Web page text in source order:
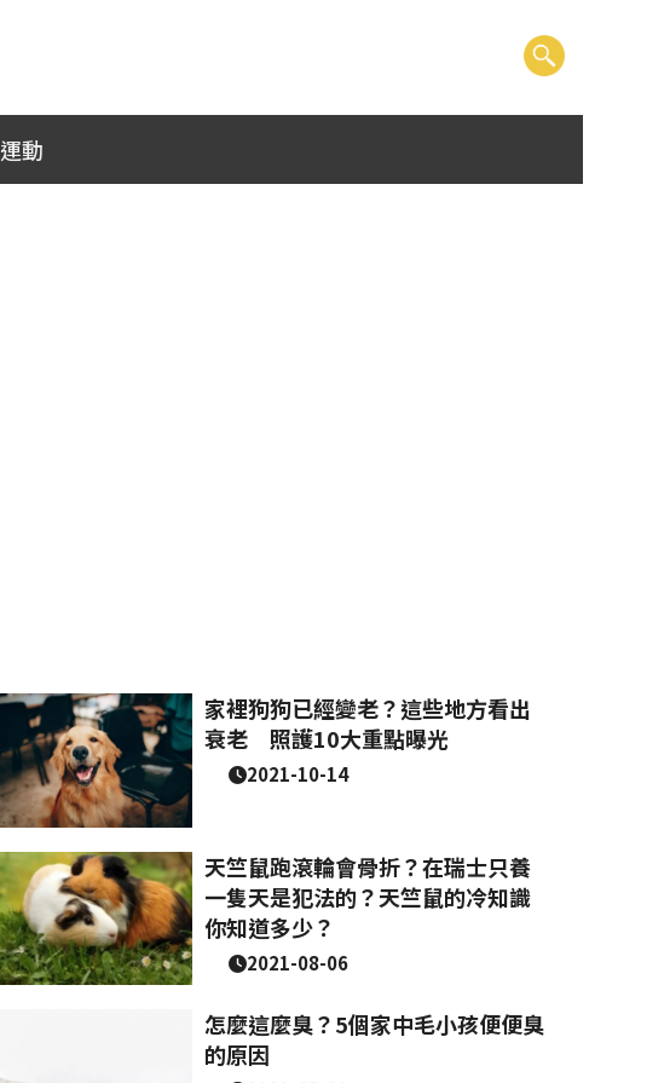
運動
家裡狗狗已經變老？這些地方看出
衰老 照護10大重點曝光
2021-10-14
天竺鼠跑滾輪會骨折？在瑞士只養
一隻天是犯法的？天竺鼠的冷知識
你知道多少？
2021-08-06
怎麼這麼臭？5個家中毛小孩便便臭
的原因